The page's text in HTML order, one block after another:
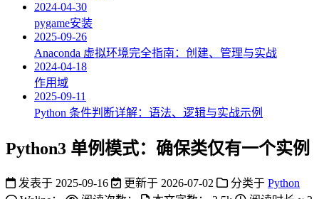
2024-04-30
pygame安装
2025-09-26
Anaconda 虚拟环境完全指南：创建、管理与实战
2024-04-18
作用域
2025-09-11
Python 条件判断详解：语法、逻辑与实战示例
Python3 单例模式：确保类仅有一个实例
发表于 2025-09-16 更新于 2026-07-02 分类于 Python